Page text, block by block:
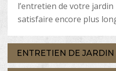
l’entretien de votre
satisfaire encore plus
ENTRETIEN DE JARDIN